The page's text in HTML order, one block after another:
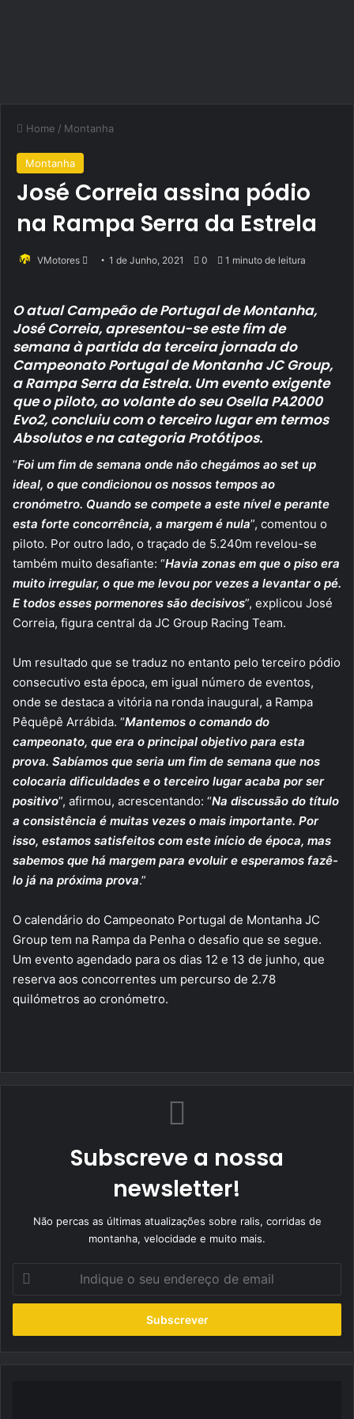
Home / Montanha
Montanha
José Correia assina pódio
na Rampa Serra da Estrela
VMotores
Send1 de Junho, 2021 0 1 minuto de leitura
O atual Campeão de Portugal de Montanha,
José Correia, apresentou-se este fim de
semana à partida da terceira jornada do
Campeonato Portugal de Montanha JC Group,
a Rampa Serra da Estrela. Um evento exigente
que o piloto, ao volante do seu Osella PA2000
Evo2, concluiu com o terceiro lugar em termos
Absolutos e na categoria Protótipos.
“Foi um fim de semana onde não chegámos ao set up
ideal, o que condicionou os nossos tempos ao
cronómetro. Quando se compete a este nível e perante
esta forte concorrência, a margem é nula”, comentou o
piloto. Por outro lado, o traçado de 5.240m revelou-se
também muito desafiante: “Havia zonas em que o piso era
muito irregular, o que me levou por vezes a levantar o pé.
E todos esses pormenores são decisivos”, explicou José
Correia, figura central da JC Group Racing Team.
Um resultado que se traduz no entanto pelo terceiro pódio
consecutivo esta época, em igual número de eventos,
onde se destaca a vitória na ronda inaugural, a Rampa
Pêquêpê Arrábida. “Mantemos o comando do
campeonato, que era o principal objetivo para esta
prova. Sabíamos que seria um fim de semana que nos
colocaria dificuldades e o terceiro lugar acaba por ser
positivo”, afirmou, acrescentando: “Na discussão do título
a consistência é muitas vezes o mais importante. Por
isso, estamos satisfeitos com este início de época, mas
sabemos que há margem para evoluir e esperamos fazê-
lo já na próxima prova.”
O calendário do Campeonato Portugal de Montanha JC
Group tem na Rampa da Penha o desafio que se segue.
Um evento agendado para os dias 12 e 13 de junho, que
reserva aos concorrentes um percurso de 2.78
quilómetros ao cronómetro.
Subscreve a nossa
newsletter!
Não percas as últimas atualizações sobre ralis, corridas de
montanha, velocidade e muito mais.
seu
de